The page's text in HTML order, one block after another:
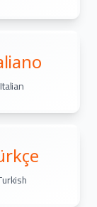
Italian